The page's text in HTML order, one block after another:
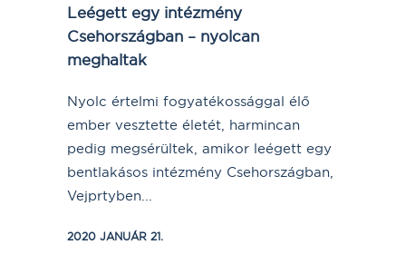
Leégett egy intézmény
Csehországban – nyolcan
meghaltak
Nyolc értelmi fogyatékossággal élő
ember vesztette életét, harmincan
pedig megsérültek, amikor leégett egy
bentlakásos intézmény Csehországban,
Vejprtyben...
2020 JANUÁR 21.